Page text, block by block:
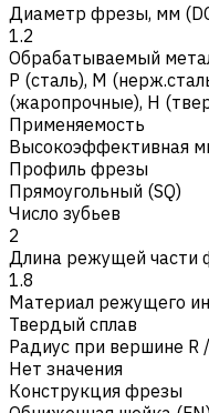
Диаметр фрезы, мм
1.2
Обрабатываемый
Р (сталь), M
(жаропрочные), H
Применяемость
Высокоэффективная
Профиль фрезы
Прямоугольный (SQ)
Число зубьев
2
Длина режущей части
1.8
Материал режущего
Твердый сплав
Радиус при вершине R
Нет значения
Конструкция фрезы